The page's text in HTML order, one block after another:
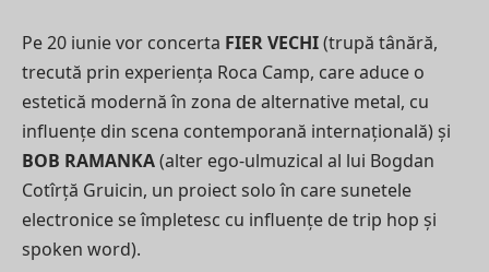
Pe 20 iunie vor concerta FIER VECHI(trupă tânără,
trecută prin experiența Roca Camp, care aduce o
estetică modernă în zona de alternative metal, cu
influențe din scena contemporană internațională) și
BOB RAMANKA(alter ego-ulmuzical al lui Bogdan
Cotîrță Gruicin, un proiect solo în care sunetele
electronice se împletesc cu influențe de trip hop și
spoken word).